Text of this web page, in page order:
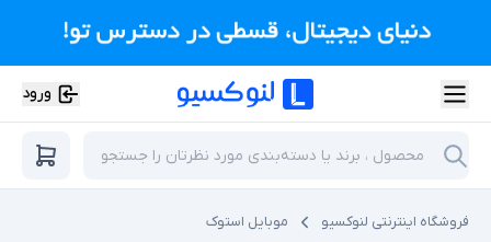
ورود
فروشگاه اینترنتی لنوکسیو موبایل استوک